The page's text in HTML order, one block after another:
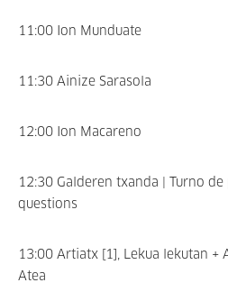
11:00 Ion Munduate
11:30 Ainize Sarasola
12:00 Ion Macareno
12:30 Galderen txanda | Turno
questions
13:00 Artiatx [1], Lekua lekutan +
Atea